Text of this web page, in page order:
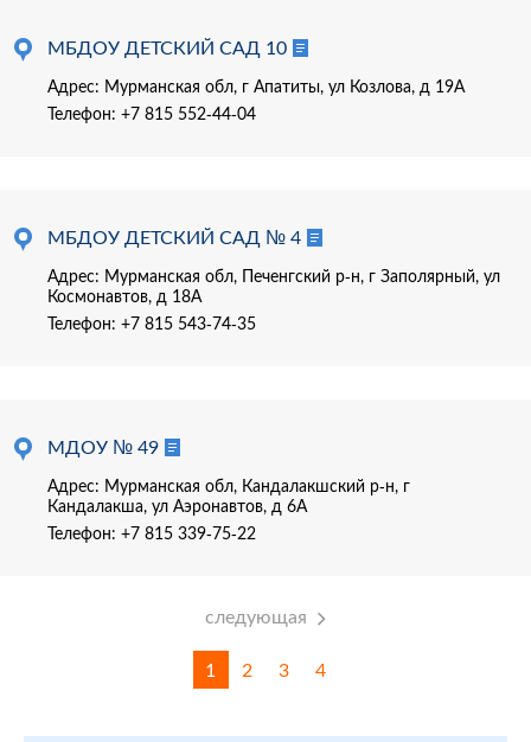
МБДОУ ДЕТСКИЙ САД 10
Адрес: Мурманская обл, г Апатиты, ул Козлова, д 19А
Телефон: +7 815 552-44-04
МБДОУ ДЕТСКИЙ САД № 4
Адрес: Мурманская обл, Печенгский р-н, г Заполярный, ул
Космонавтов, д 18А
Телефон: +7 815 543-74-35
МДОУ № 49
Адрес: Мурманская обл, Кандалакшский р-н, г
Кандалакша, ул Аэронавтов, д 6А
Телефон: +7 815 339-75-22
следующая
1 2 3 4